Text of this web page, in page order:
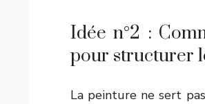
Idée n°2 :
pour structurer
La peinture ne sert